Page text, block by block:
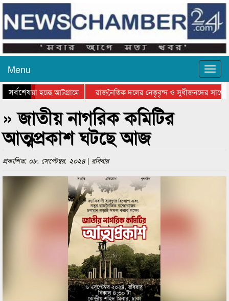
Menu
সর্বশেষ
যাওয়া হচ্ছে আটগ্রামে
রাজনৈতিক দলের নেতৃবৃন্দ ও সুধীজনদের সাথে
পুরস্কার বিতরণ সম্পন্ন
সিলেটে বাংলাদেশ গ্রুপ থিয়েটার ফেডারেশানের
» জাতীয় নাগরিক কমিটির
আত্মপ্রকাশ ঘটছে আজ
প্রকাশিত: ০৮. সেপ্টেম্বর. ২০২৪ | রবিবার